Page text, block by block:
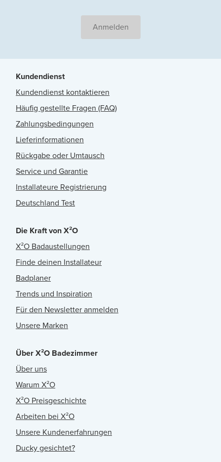
Anmelden
Kundendienst
Kundendienst kontaktieren
Häufig gestellte Fragen (FAQ)
Zahlungsbedingungen
Lieferinformationen
Rückgabe oder Umtausch
Service und Garantie
Installateure Registrierung
Deutschland Test
Die Kraft von X²O
X²O Badaustellungen
Finde deinen Installateur
Badplaner
Trends und Inspiration
Für den Newsletter anmelden
Unsere Marken
Über X²O Badezimmer
Über uns
Warum X²O
X²O Preisgeschichte
Arbeiten bei X²O
Unsere Kundenerfahrungen
Ducky gesichtet?